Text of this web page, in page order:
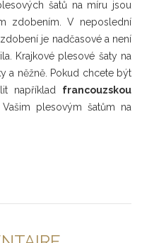
šatů na míru jsou
zdobením. V neposlední
je nadčasové a není
Krajkové plesové šaty na
a něžně. Pokud chcete být
například francouzskou
plesovým šatům na